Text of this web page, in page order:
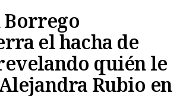
Borrego
el hacha de
quién le
Rubio en